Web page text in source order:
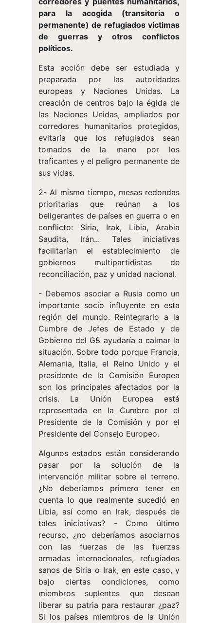
para la acogida (transitoria o
permanente) de refugiados víctimas
de guerras y otros conflictos
políticos.
Esta acción debe ser estudiada y
preparada por las autoridades
europeas y Naciones Unidas. La
creación de centros bajo la égida de
las Naciones Unidas, ampliados por
corredores humanitarios protegidos,
evitaría que los refugiados sean
tomados de la mano por los
traficantes y el peligro permanente de
sus vidas.
2- Al mismo tiempo, mesas redondas
prioritarias que reúnan a los
beligerantes de países en guerra o en
conflicto: Siria, Irak, Libia, Arabia
Saudita, Irán... Tales iniciativas
facilitarían el establecimiento de
gobiernos multipartidistas de
reconciliación, paz y unidad nacional.
- Debemos asociar a Rusia como un
importante socio influyente en esta
región del mundo. Reintegrarlo a la
Cumbre de Jefes de Estado y de
Gobierno del G8 ayudaría a calmar la
situación. Sobre todo porque Francia,
Alemania, Italia, el Reino Unido y el
presidente de la Comisión Europea
son los principales afectados por la
crisis. La Unión Europea está
representada en la Cumbre por el
Presidente de la Comisión y por el
Presidente del Consejo Europeo.
Algunos estados están considerando
pasar por la solución de la
intervención militar sobre el terreno.
¿No deberíamos primero tener en
cuenta lo que realmente sucedió en
Libia, así como en Irak, después de
tales iniciativas? - Como último
recurso, ¿no deberíamos asociarnos
con las fuerzas de las fuerzas
armadas internacionales, refugiados
sanos de Siria o Irak, en este caso, y
bajo ciertas condiciones, como
miembros suplentes que desean
liberar su patria para restaurar ¿paz?
Si los países miembros de la Unión